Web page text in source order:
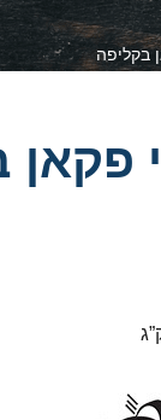
בקליפה